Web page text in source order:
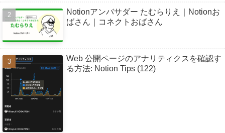
Notionアンバサダー たむらりえ｜Notionお
ばさん｜コネクトおばさん
Web 公開ページのアナリティクスを確認す
る方法: Notion Tips (122)